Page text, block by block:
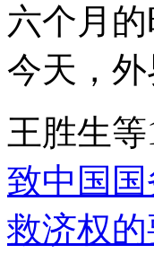
六个月
今天，
王胜生
致中国
救济权